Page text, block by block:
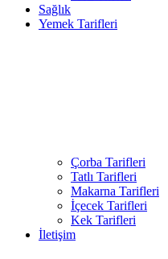
Sağlık
Yemek Tarifleri
Çorba Tarifleri
Tatlı Tarifleri
Makarna Tarifleri
İçecek Tarifleri
Kek Tarifleri
İletişim